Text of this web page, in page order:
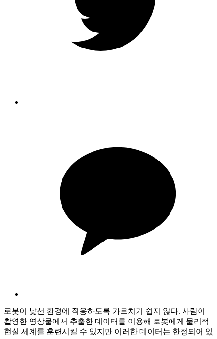
로봇이 낯선 환경에 적응하도록 가르치기 쉽지 않다. 사람이
촬영한 영상물에서 추출한 데이터를 이용해 로봇에게 물리적
현실 세계를 훈련시킬 수 있지만 이러한 데이터는 한정되어 있